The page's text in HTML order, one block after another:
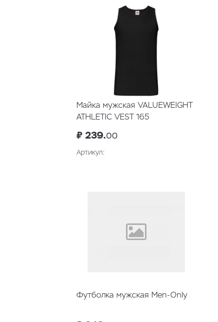
Майка мужская VALUEWEIGHT
ATHLETIC VEST 165
₽ 239.00
Артикул:
Футболка мужская Men-Only